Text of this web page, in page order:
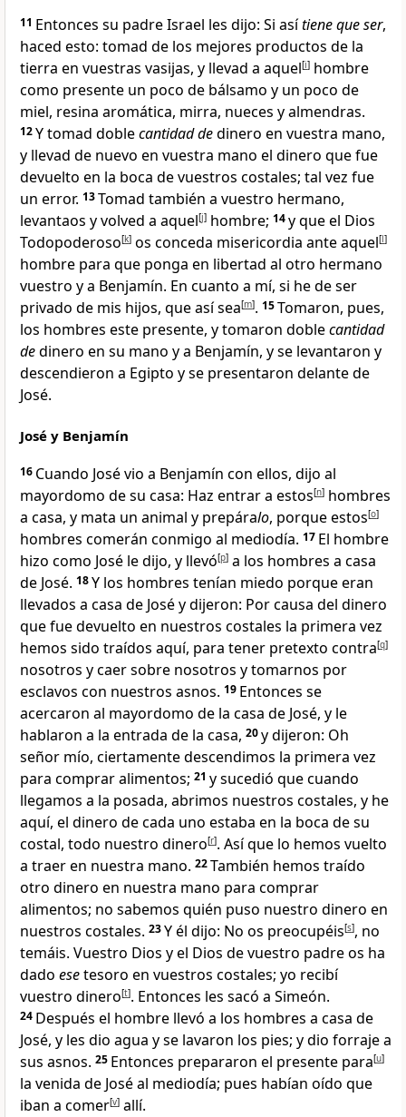
11 Entonces su padre Israel les dijo: Si asítiene que ser,
haced esto: tomad de los mejores productos de la
tierra en vuestras vasijas, y llevad a aquel[i] hombre
como presente un poco de bálsamo y un poco de
miel, resina aromática, mirra, nueces y almendras.
12Y tomad doblecantidad dedinero en vuestra mano,
y llevad de nuevo en vuestra mano el dinero que fue
devuelto en la boca de vuestros costales; tal vez fue
un error. 13Tomad también a vuestro hermano,
levantaos y volved a aquel[j] hombre; 14y que el Dios
Todopoderoso[k] os conceda misericordia ante aquel[l]
hombre para que ponga en libertad al otro hermano
vuestro y a Benjamín. En cuanto a mí, si he de ser
privado de mis hijos, que así sea[m]. 15Tomaron, pues,
los hombres este presente, y tomaron doblecantidad
dedinero en su mano y a Benjamín, y se levantaron y
descendieron a Egipto y se presentaron delante de
José.
José y Benjamín
16 Cuando José vio a Benjamín con ellos, dijo al
mayordomo de su casa: Haz entrar a estos[n] hombres
a casa, y mata un animal y prepáralo, porque estos[o]
hombres comerán conmigo al mediodía. 17 El hombre
hizo como José le dijo, y llevó[p] a los hombres a casa
de José. 18Y los hombres tenían miedo porque eran
llevados a casa de José y dijeron: Por causa del dinero
que fue devuelto en nuestros costales la primera vez
hemos sido traídos aquí, para tener pretexto contra[q]
nosotros y caer sobre nosotros y tomarnos por
esclavos con nuestros asnos. 19 Entonces se
acercaron al mayordomo de la casa de José, y le
hablaron a la entrada de la casa, 20y dijeron: Oh
señor mío, ciertamente descendimos la primera vez
para comprar alimentos; 21 y sucedió que cuando
llegamos a la posada, abrimos nuestros costales, y he
aquí, el dinero de cada uno estaba en la boca de su
costal, todo nuestro dinero[r]. Así que lo hemos vuelto
a traer en nuestra mano. 22También hemos traído
otro dinero en nuestra mano para comprar
alimentos; no sabemos quién puso nuestro dinero en
nuestros costales. 23Y él dijo: No os preocupéis[s], no
temáis. Vuestro Dios y el Dios de vuestro padre os ha
dado esetesoro en vuestros costales; yo recibí
vuestro dinero[t]. Entonces les sacó a Simeón.
24 Después el hombre llevó a los hombres a casa de
José, y les dio agua y se lavaron los pies; y dio forraje a
sus asnos. 25 Entonces prepararon el presente para[u]
la venida de José al mediodía; pues habían oído que
iban a comer[v] allí.